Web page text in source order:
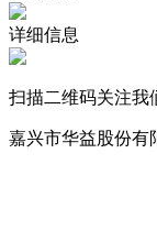
详细信息
扫描二维码关注我
嘉兴市华益股份有